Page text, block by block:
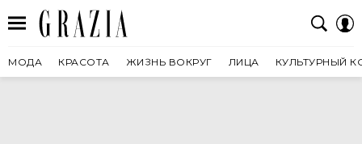
МОДА КРАСОТА ЖИЗНЬ ВОКРУГ ЛИЦА КУЛЬТУРНЫЙ